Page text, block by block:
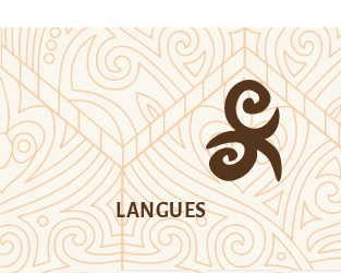
LANGUES